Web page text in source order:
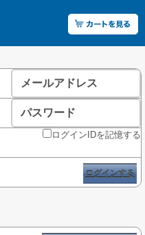
メールアドレス
パスワード
ログインIDを記憶する
ログインする